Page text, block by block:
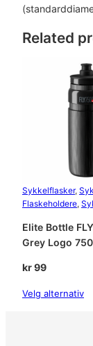
-
a
S
o
f
t
o
c
Related
Sykkelflasker,
Flaskeholdere,
Elite Bottle
Grey Logo
kr99
Velg alternativ